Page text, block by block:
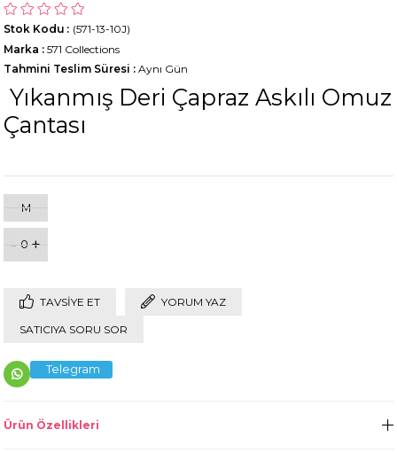
(571-13-10J)
Stok Kodu
Marka : 571 Collections
Tahmini Teslim Süresi : Aynı Gün
Yıkanmış Deri Çapraz Askılı Omuz
Çantası
M
- 0 +
TAVSIYE ET YORUM YAZ
SATICIYA SORU SOR
Telegram
Ürün Özellikleri